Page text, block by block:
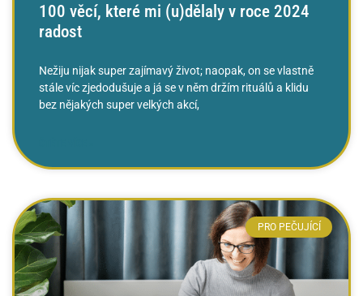
100 věcí, které mi (u)dělaly v roce 2024
radost
Nežiju nijak super zajímavý život; naopak, on se vlastně
stále víc zjedodušuje a já se v něm držím rituálů a klidu
bez nějakých super velkých akcí,
PRO PEČUJÍCÍ